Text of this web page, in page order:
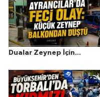
Dualar Zeynep İçin...